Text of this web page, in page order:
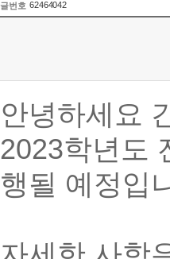
글번호 62464042
안녕하세요
2023학년도
행될 예정입